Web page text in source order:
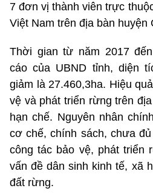
7 đơn vị thành viên trực
Việt Nam trên địa bàn
Thời gian từ năm 2017
cáo của UBND tỉnh, diện
giảm là 27.460,3ha. Hiệu
vệ và phát triển rừng trên
hạn chế. Nguyên nhân
cơ chế, chính sách, chưa
công tác bảo vệ, phát triển
vấn đề dân sinh kinh tế, xã
đất rừng.